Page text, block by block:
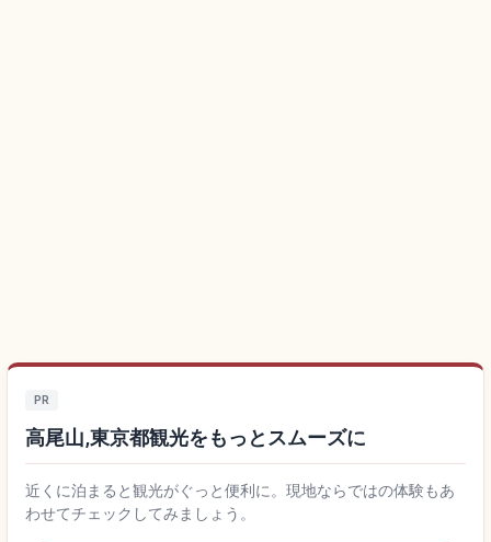
PR
高尾山,東京都観光をもっとスムーズに
近くに泊まると観光がぐっと便利に。現地ならではの体験もあ
わせてチェックしてみましょう。